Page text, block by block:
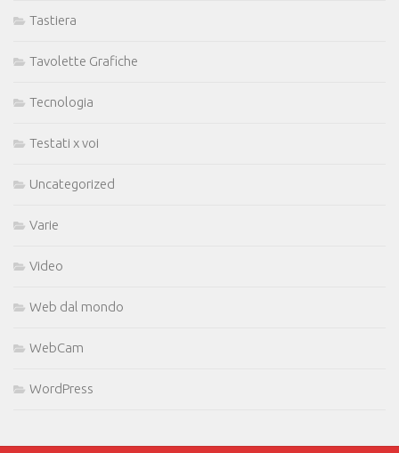
Tastiera
Tavolette Grafiche
Tecnologia
Testati x voi
Uncategorized
Varie
Video
Web dal mondo
WebCam
WordPress